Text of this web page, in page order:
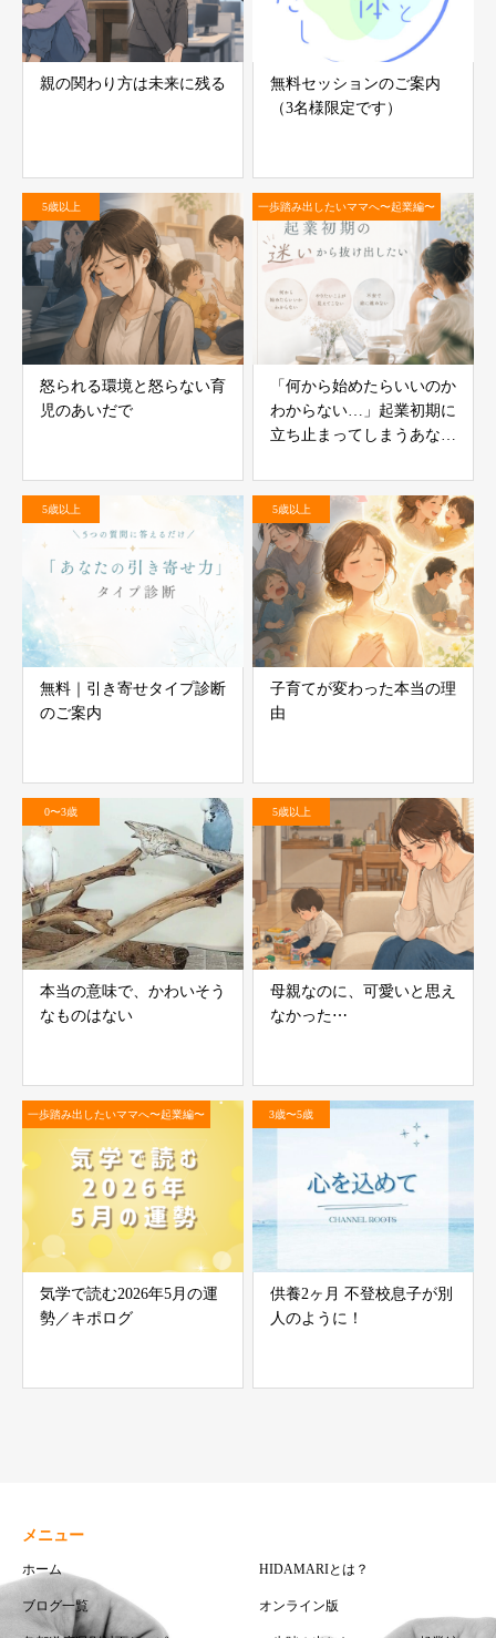
親の関わり方は未来に残る
無料セッションのご案内
（3名様限定です）
5歳以上
怒られる環境と怒らない育
児のあいだで
一歩踏み出したいママへ〜起業編〜
「何から始めたらいいのか
わからない…」起業初期に
立ち止まってしまうあなた
5歳以上
無料｜引き寄せタイプ診断
のご案内
5歳以上
子育てが変わった本当の理
由
0〜3歳
本当の意味で、かわいそう
なものはない
5歳以上
母親なのに、可愛いと思え
なかった⋯
一歩踏み出したいママへ〜起業編〜
気学で読む2026年5月の運
勢／キポログ
3歳〜5歳
供養2ヶ月 不登校息子が別
人のように！
メニュー
ホーム HIDAMARIとは？
ブログ一覧 オンライン版